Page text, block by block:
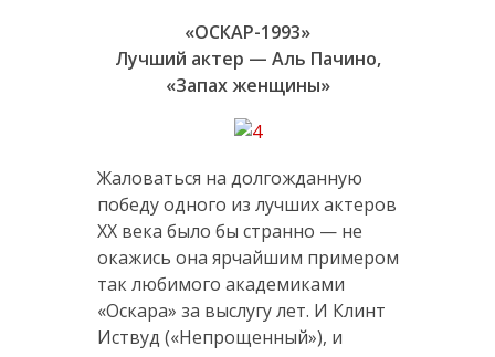
«ОСКАР-1993»
Лучший актер — Аль Пачино,
«Запах женщины»
Жаловаться на долгожданную
победу одного из лучших актеров
XX века было бы странно — не
окажись она ярчайшим примером
так любимого академиками
«Оскара» за выслугу лет. И Клинт
Иствуд («Непрощенный»), и